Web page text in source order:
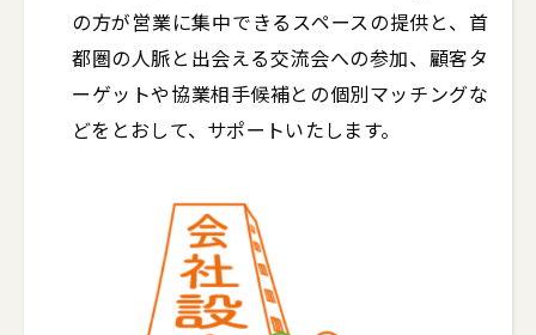
の方が営業に集中できるスペースの提供と、首
都圏の人脈と出会える交流会への参加、顧客タ
ーゲットや協業相手候補との個別マッチングな
どをとおして、サポートいたします。